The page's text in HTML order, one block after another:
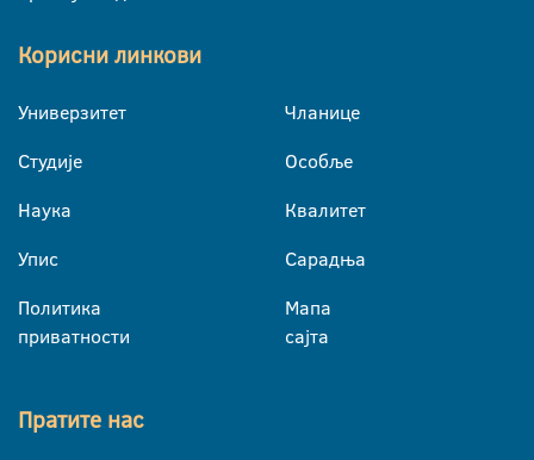
Корисни линкови
Универзитет
Студије
Наука
Упис
Политика
приватности
Чланице
Особље
Квалитет
Сарадња
Мапа
сајта
Пратите нас